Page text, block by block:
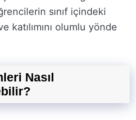
sınıf içindeki
katılımını olumlu yönde
Nasıl